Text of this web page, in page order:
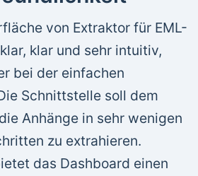
von Extraktor für EML-
klar und sehr intuitiv,
bei der einfachen
Schnittstelle soll dem
Anhänge in sehr wenigen
zu extrahieren.
das Dashboard einen